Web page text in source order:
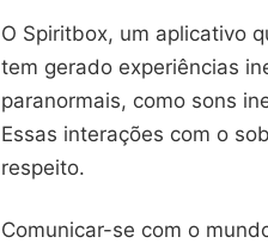
O Spiritbox, um aplicativo
tem gerado experiências
paranormais, como sons
Essas interações com o
respeito.
Comunicar-se com o